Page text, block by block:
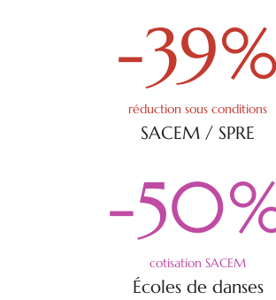
-39%
réduction sous conditions
SACEM / SPRE
-50
cotisation SACEM
Écoles de danses